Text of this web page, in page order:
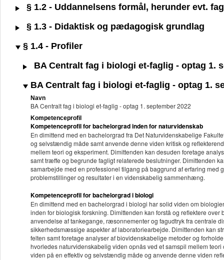
§ 1.2 - Uddannelsens formål, herunder evt.
§ 1.3 - Didaktisk og pædagogisk grundlag
§ 1.4 - Profiler
BA Centralt fag i biologi et-faglig - optag 1.
BA Centralt fag i biologi et-faglig - optag 1.
Navn
BA Centralt fag i biologi et-faglig - optag 1. september 2022
Kompetenceprofil
Kompetenceprofil for bachelorgrad inden for naturvidenskab
En dimittend med en bachelorgrad fra Det Naturvidenskabelige
og selvstændig måde samt anvende denne viden kritisk og
mellem teori og eksperiment. Dimittenden kan desuden foretage
samt træffe og begrunde fagligt relaterede beslutninger. Dimittenden
samarbejde med en professionel tilgang på baggrund af erfaring
problemstillinger og resultater i en videnskabelig sammenhæng.
Kompetenceprofil for bachelorgrad i biologi
En dimittend med en bachelorgrad i biologi har solid viden om
inden for biologisk forskning. Dimittenden kan forstå og reflektere
anvendelse af tankegange, ræsonnementer og fagudtryk fra centrale
sikkerhedsmæssige aspekter af laboratoriearbejde. Dimittenden kan
felten samt foretage analyser af biovidenskabelige metoder og
hvorledes naturvidenskabelig viden opnås ved et samspil mellem
viden på en effektiv og selvstændig måde og anvende denne viden